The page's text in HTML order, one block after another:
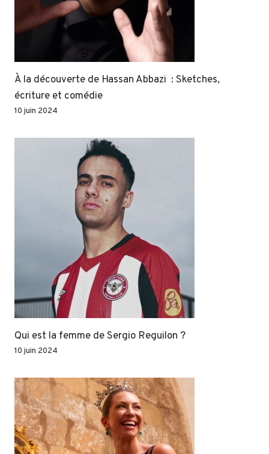
À la découverte de Hassan Abbazi : Sketches,
écriture et comédie
10 juin 2024
Qui est la femme de Sergio Reguilon ?
10 juin 2024